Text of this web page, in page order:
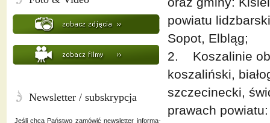
powiatu
Sopot, Elbląg;
2. Koszalinie
koszaliński,
szczecinecki,
prawach
Newsletter / subskrypcja
Jeśli chcą Państwo zamówić newsletter informa-